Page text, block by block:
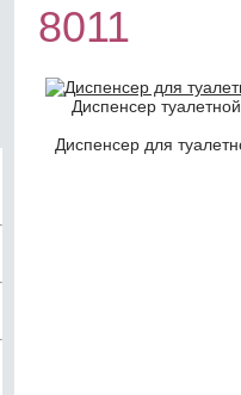
8011
Диспенсер
Диспенсер для